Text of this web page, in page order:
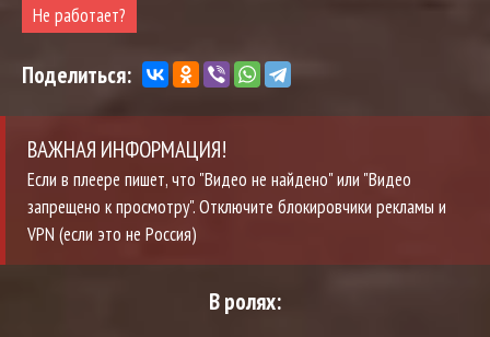
Не работает?
Поделиться:
ВАЖНАЯ ИНФОРМАЦИЯ!
Если в плеере пишет, что "Видео не найдено" или "Видео
запрещено к просмотру". Отключите блокировчики рекламы и
VPN (если это не Россия)
В ролях: